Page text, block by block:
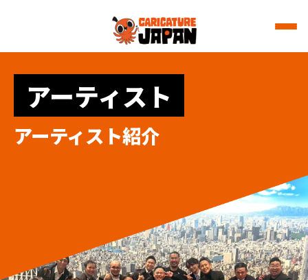
アーティスト
アーティスト紹介